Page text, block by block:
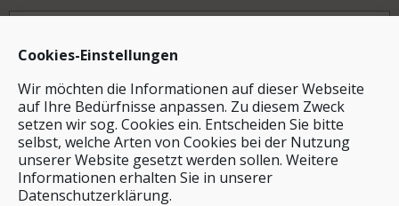
Cookies-Einstellungen
Wir möchten die Informationen auf dieser Webseite
auf Ihre Bedürfnisse anpassen. Zu diesem Zweck
setzen wir sog. Cookies ein. Entscheiden Sie bitte
selbst, welche Arten von Cookies bei der Nutzung
unserer Website gesetzt werden sollen. Weitere
Informationen erhalten Sie in unserer
Datenschutzerklärung.
Archiv
Stichwortsuche